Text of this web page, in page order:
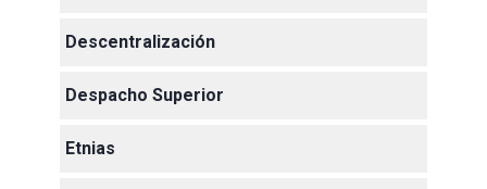
Descentralización
Despacho Superior
Etnias